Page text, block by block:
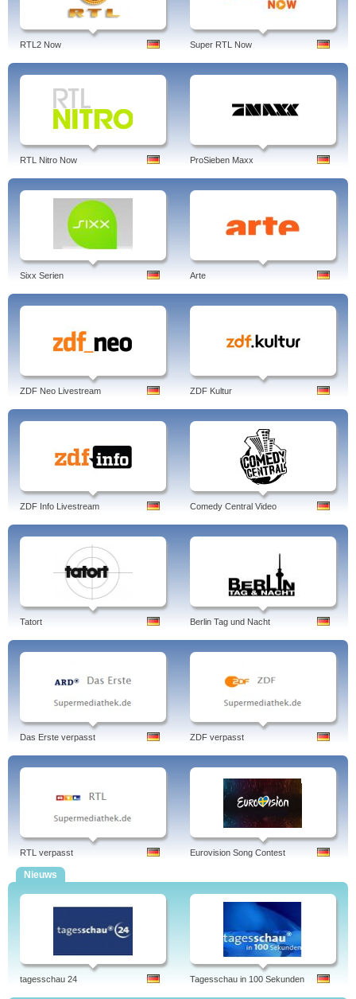
RTL2 Now Super RTL Now
RTL Nitro Now ProSieben Maxx
Sixx Serien Arte
ZDF Neo Livestream ZDF Kultur
ZDF Info Livestream Comedy Central Video
Tatort Berlin Tag und Nacht
Das Erste verpasst ZDF verpasst
RTL verpasst Eurovision Song Contest
Nieuws
tagesschau 24 Tagesschau in 100 Sekunden